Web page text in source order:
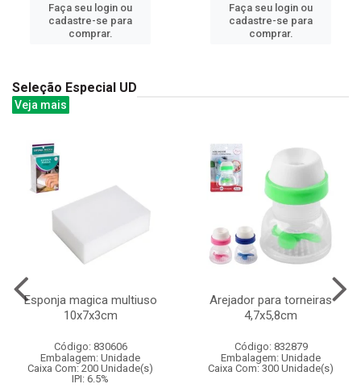
Faça seu login ou
cadastre-se para
comprar.
Faça seu login ou
cadastre-se para
comprar.
Seleção Especial UD
Veja mais
Esponja magica multiuso
10x7x3cm
Código: 830606
Embalagem: Unidade
Caixa Com: 200 Unidade(s)
IPI: 6.5%
Arejador para torneiras
4,7x5,8cm
Código: 832879
Embalagem: Unidade
Caixa Com: 300 Unidade(s)